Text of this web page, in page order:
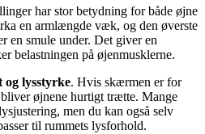
har stor betydning for både øjne
en armlængde væk, og den øverste
en smule under. Det giver en
belastningen på øjenmusklerne.
og lysstyrke. Hvis skærmen er for
øjnene hurtigt trætte. Mange
men du kan også selv
til rummets lysforhold.